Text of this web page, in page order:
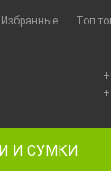
Избранные Топ
И СУМКИ